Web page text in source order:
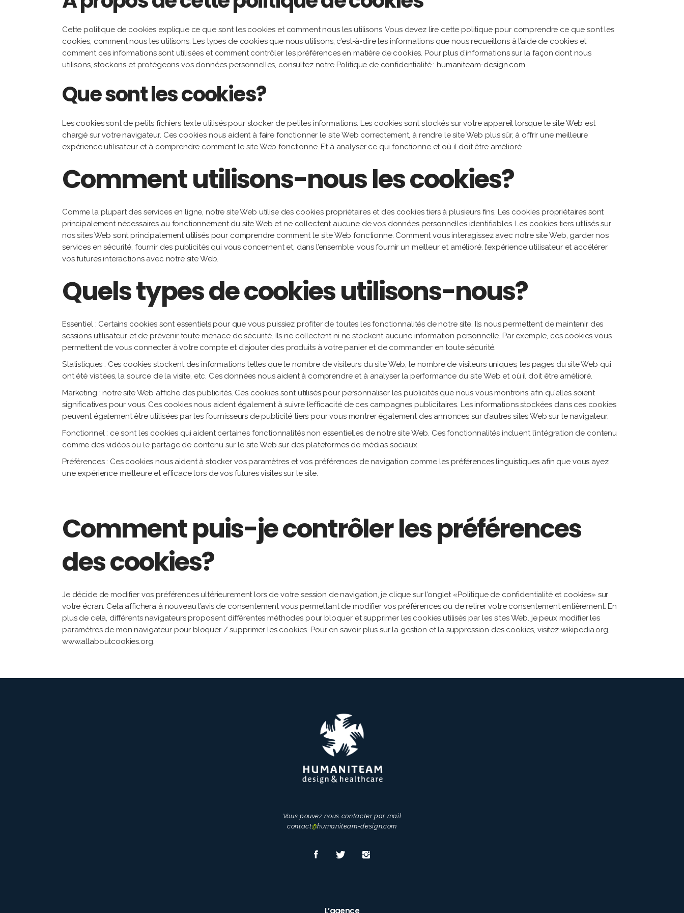
Cette politique de cookies explique ce que sont les cookies et comment nous les utilisons. Vous devez lire cette politique pour comprendre ce que sont les
cookies, comment nous les utilisons. Les types de cookies que nous utilisons, c’est-à-dire les informations que nous recueillons à l’aide de cookies et
comment ces informations sont utilisées et comment contrôler les préférences en matière de cookies. Pour plus d’informations sur la façon dont nous
utilisons, stockons et protégeons vos données personnelles, consultez notre Politique de confidentialité : humaniteam-design.com
Que sont les cookies?
Les cookiessont de petits fichiers texte utilisés pour stocker de petites informations. Les cookies sont stockés sur votre appareil lorsque le site Web est
chargé sur votre navigateur. Ces cookies nous aident à faire fonctionner le site Web correctement, à rendre le site Web plus sûr, à offrir une meilleure
expérience utilisateur et à comprendre comment le site Web fonctionne. Et à analyser ce qui fonctionne et où il doit être amélioré.
Comment utilisons-nous les cookies?
Comme la plupart des services en ligne, notre site Web utilise des cookies propriétaires et des cookies tiers à plusieurs fins. Les cookies propriétaires sont
principalement nécessaires au fonctionnement du site Web et ne collectent aucune de vos données personnelles identifiables. Les cookies tiers utilisés sur
nos sites Web sont principalement utilisés pour comprendre comment le site Web fonctionne. Comment vous interagissez avec notre site Web, garder nos
services en sécurité, fournir des publicités qui vous concernent et, dans l’ensemble, vous fournir un meilleur et amélioré. l’expérience utilisateur et accélérer
vos futures interactions avec notre site Web.
Quels types de cookies utilisons-nous?
Essentiel : Certains cookies sont essentiels pour que vous puissiez profiter de toutes les fonctionnalités de notre site. Ils nous permettent de maintenir des
sessions utilisateur et de prévenir toute menace de sécurité. Ils ne collectent ni ne stockent aucune information personnelle. Par exemple, ces cookies vous
permettent de vous connecter à votre compte et d’ajouter des produits à votre panier et de commander en toute sécurité.
Statistiques : Ces cookies stockent des informations telles que le nombre de visiteurs du site Web, le nombre de visiteurs uniques, les pages du site Web qui
ont été visitées, la source de la visite, etc. Ces données nous aident à comprendre et à analyser la performance du site Web et où il doit être amélioré.
Marketing : notre site Web affiche des publicités. Ces cookies sont utilisés pour personnaliser les publicités que nous vous montrons afin qu’elles soient
significatives pour vous. Ces cookies nous aident également à suivre l’efficacité de ces campagnes publicitaires. Les informations stockées dans ces cookies
peuvent également être utilisées par les fournisseurs de publicité tiers pour vous montrer également des annonces sur d’autres sites Web sur le navigateur.
Fonctionnel : ce sont les cookies qui aident certaines fonctionnalités non essentielles de notre site Web. Ces fonctionnalités incluent l’intégration de contenu
comme des vidéos ou le partage de contenu sur le site Web sur des plateformes de médias sociaux.
Préférences : Ces cookies nous aident à stocker vos paramètres et vos préférences de navigation comme les préférences linguistiques afin que vous ayez
une expérience meilleure et efficace lors de vos futures visites sur le site.
Comment puis-je contrôler les préférences
des cookies?
Je décide de modifier vos préférences ultérieurement lors de votre session de navigation, je clique sur l’onglet «Politique de confidentialité et cookies» sur
votre écran. Cela affichera à nouveau l’avis de consentement vous permettant de modifier vos préférences ou de retirer votre consentement entièrement. En
plus de cela, différents navigateurs proposent différentes méthodes pour bloquer et supprimer les cookies utilisés par les sites Web. je peux modifier les
paramètres de mon navigateur pour bloquer / supprimer les cookies. Pour en savoir plus sur la gestion et la suppression des cookies, visitez wikipedia.org,
www.allaboutcookies.org.
Vous pouvez nous contacter par mail
contact@humaniteam-design.com
L’agence